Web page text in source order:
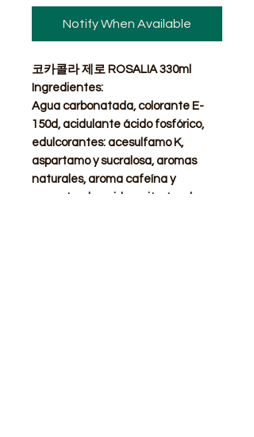
Notify When Available
코카콜라 제로 ROSALIA 330ml
Ingredientes:
Agua carbonatada, colorante E-
150d, acidulante ácido fosfórico,
edulcorantes: acesulfamo K,
aspartamo y sucralosa, aromas
naturales, aroma cafeína y
corrector de acidez: citratos de